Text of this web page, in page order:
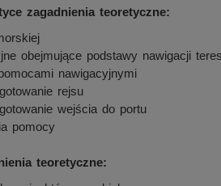
zagadnienia teoretyczne:
obejmujące podstawy nawigacji
nawigacyjnymi
rejsu
wejścia do portu
pomocy
teoretyczne: